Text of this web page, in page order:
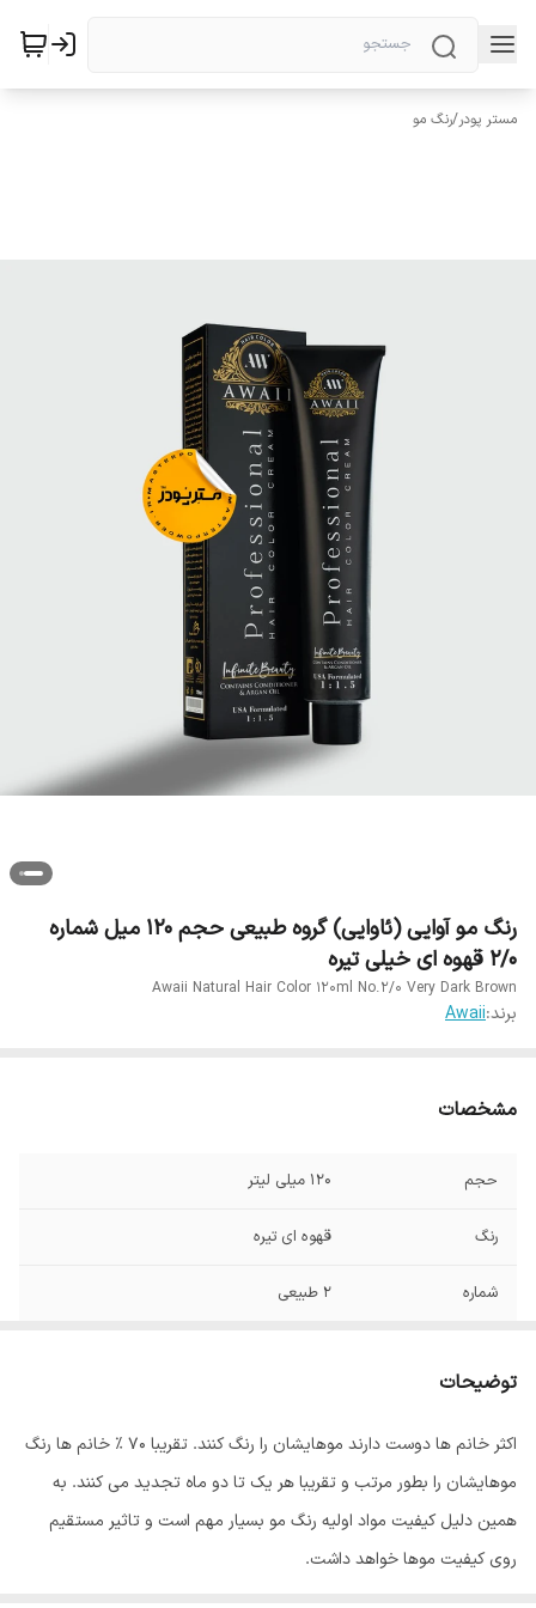
مستر پودر/رنگ مو
رنگ مو آوایی (ئاوایی) گروه طبیعی حجم 120 میل شماره
2/0 قهوه ای خیلی تیره
Awaii Natural Hair Color 120ml No.2/0 Very Dark Brown
برند:Awaii
مشخصات
حجم 120 میلی لیتر
رنگ قهوه ای تیره
شماره 2 طبیعی
توضیحات
اکثر خانم ها دوست دارند موهایشان را رنگ کنند. تقریبا 70 % خانم ها رنگ
موهایشان را بطور مرتب و تقریبا هر یک تا دو ماه تجدید می کنند. به
همین دلیل کیفیت مواد اولیه رنگ مو بسیار مهم است و تاثیر مستقیم
روی کیفیت موها خواهد داشت.